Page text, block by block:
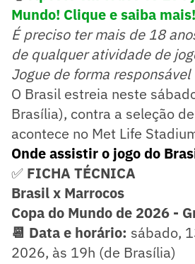
Mundo! Clique e saiba mais!
É preciso ter mais de 18
de qualquer atividade de
Jogue de forma responsável
O Brasil estreia neste
Brasília), contra a seleção
acontece no Met Life
Onde assistir o jogo do
✅ FICHA TÉCNICA
Brasil x Marrocos
Copa do Mundo de 2026 -
📆 Data e horário: sábado,
2026, às 19h (de Brasília)